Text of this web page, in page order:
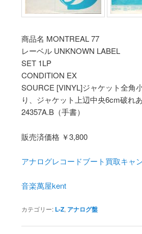
商品名 MONTREAL 77
レーベル UNKNOWN LABEL
SET 1LP
CONDITION EX
SOURCE [VINYL]ジャケット全角
り、ジャケット上辺中央6cm破れ
24357A.B（手書）
販売済価格 ￥3,800
アナログレコードブート買取キャ
音楽萬屋kent
カテゴリー: L-Z, アナログ盤